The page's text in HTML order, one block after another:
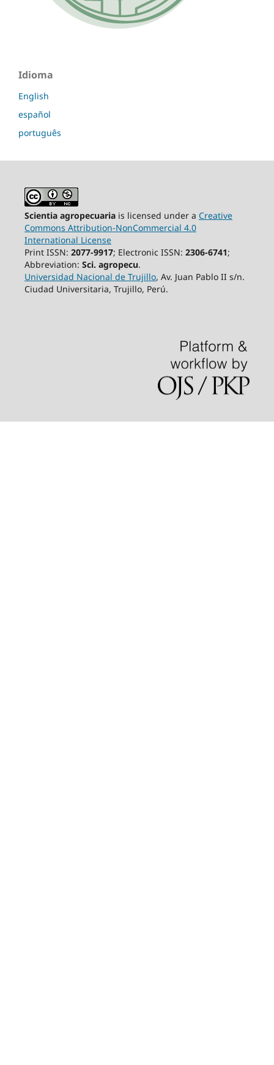
Idioma
English
español
português
Scientia agropecuariais licensed under a Creative
Commons Attribution-NonCommercial 4.0
International License
Print ISSN: 2077-9917; Electronic ISSN: 2306-6741;
Abbreviation: Sci. agropecu.
Universidad Nacional de Trujillo, Av. Juan Pablo II s/n.
Ciudad Universitaria, Trujillo, Perú.